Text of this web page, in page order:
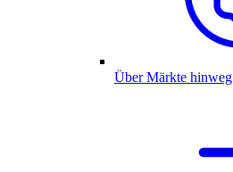
Über Märkte hinweg